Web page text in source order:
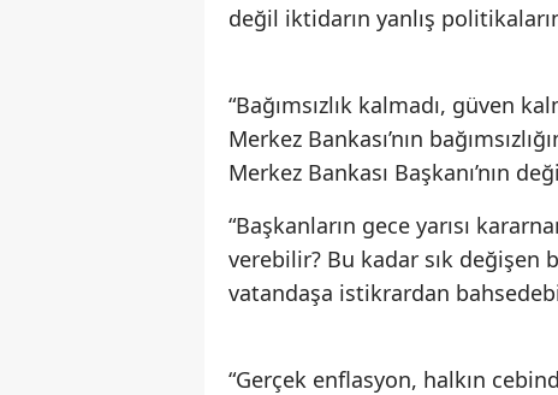
değil iktidarın yanlış
“Bağımsızlık kalmadı, güven
Merkez Bankası’nın
Merkez Bankası Başkanı’nın
“Başkanların gece yarısı
verebilir? Bu kadar sık değişen
vatandaşa istikrardan
“Gerçek enflasyon, halkın